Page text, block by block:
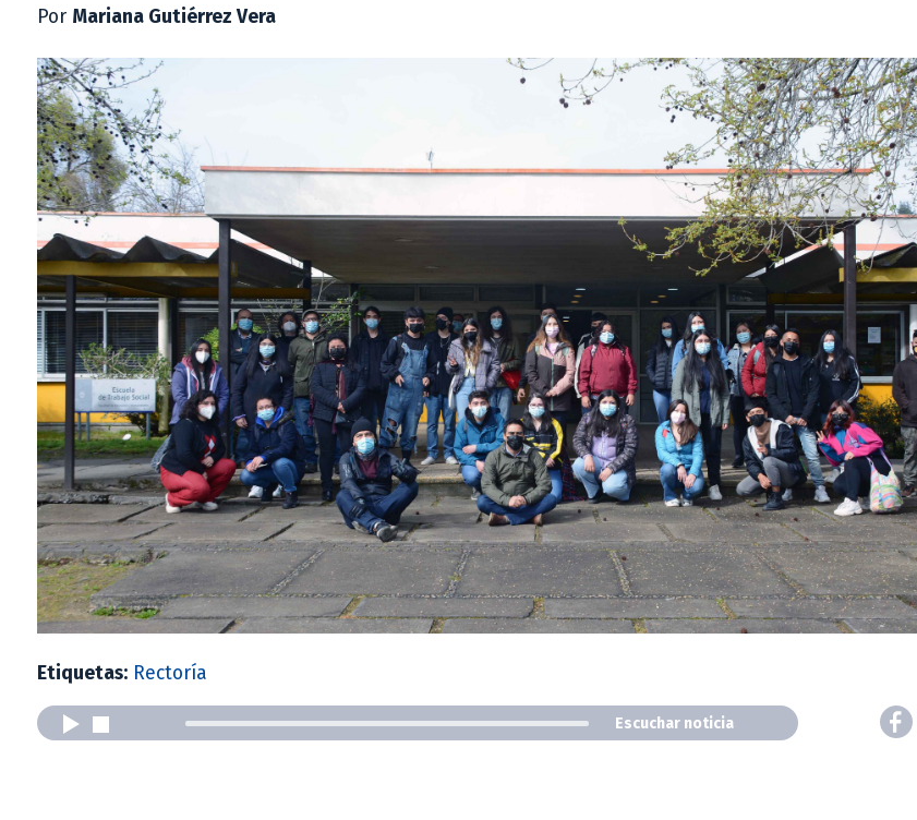
Por Mariana Gutiérrez Vera
Etiquetas: Rectoría
Escuchar noticia